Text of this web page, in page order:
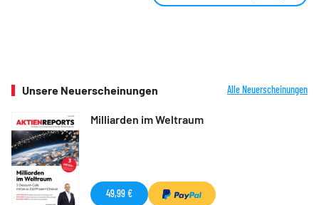
Unsere Neuerscheinungen Alle Neuerscheinungen
Milliarden im Weltraum
49,99 €